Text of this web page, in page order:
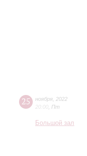
25 ноября 2022
20:00 Пт
Большой зал